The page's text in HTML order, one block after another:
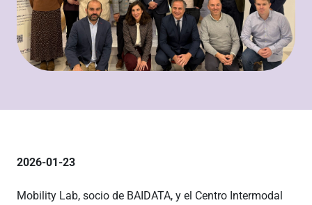
2026-01-23
Mobility Lab, socio de BAIDATA, y el Centro Intermodal